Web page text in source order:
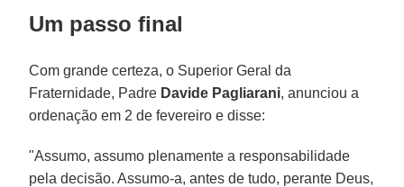
Um passo final
Com grande certeza, o Superior Geral da
Fraternidade, Padre Davide Pagliarani, anunciou a
ordenação em 2 de fevereiro e disse:
"Assumo, assumo plenamente a responsabilidade
pela decisão. Assumo-a, antes de tudo, perante Deus,